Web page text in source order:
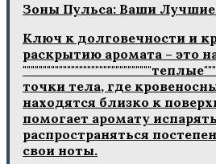
Зоны Пульса: Ваши Лучшие
Ключ к долговечности и
раскрытию аромата – это
точки тела, где
находятся близко к
помогает аромату
распространяться
свои ноты.